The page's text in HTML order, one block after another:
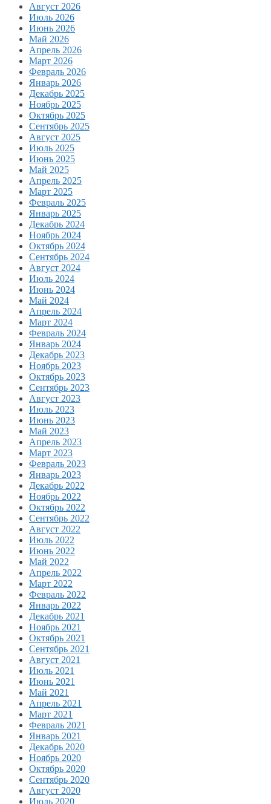
Август 2026
Июль 2026
Июнь 2026
Май 2026
Апрель 2026
Март 2026
Февраль 2026
Январь 2026
Декабрь 2025
Ноябрь 2025
Октябрь 2025
Сентябрь 2025
Август 2025
Июль 2025
Июнь 2025
Май 2025
Апрель 2025
Март 2025
Февраль 2025
Январь 2025
Декабрь 2024
Ноябрь 2024
Октябрь 2024
Сентябрь 2024
Август 2024
Июль 2024
Июнь 2024
Май 2024
Апрель 2024
Март 2024
Февраль 2024
Январь 2024
Декабрь 2023
Ноябрь 2023
Октябрь 2023
Сентябрь 2023
Август 2023
Июль 2023
Июнь 2023
Май 2023
Апрель 2023
Март 2023
Февраль 2023
Январь 2023
Декабрь 2022
Ноябрь 2022
Октябрь 2022
Сентябрь 2022
Август 2022
Июль 2022
Июнь 2022
Май 2022
Апрель 2022
Март 2022
Февраль 2022
Январь 2022
Декабрь 2021
Ноябрь 2021
Октябрь 2021
Сентябрь 2021
Август 2021
Июль 2021
Июнь 2021
Май 2021
Апрель 2021
Март 2021
Февраль 2021
Январь 2021
Декабрь 2020
Ноябрь 2020
Октябрь 2020
Сентябрь 2020
Август 2020
Июль 2020